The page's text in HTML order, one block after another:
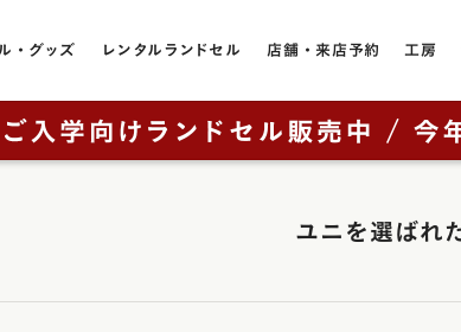
・グッズ
色から選ぶ
青色・ブルー
レンタルランドセル 店舗・来店予約
店舗一覧
銀座店
工房
工房
お店のこと
銀座店
ランドセルについて
カテゴリから探
全てのランドセル
ユニを選ばれ